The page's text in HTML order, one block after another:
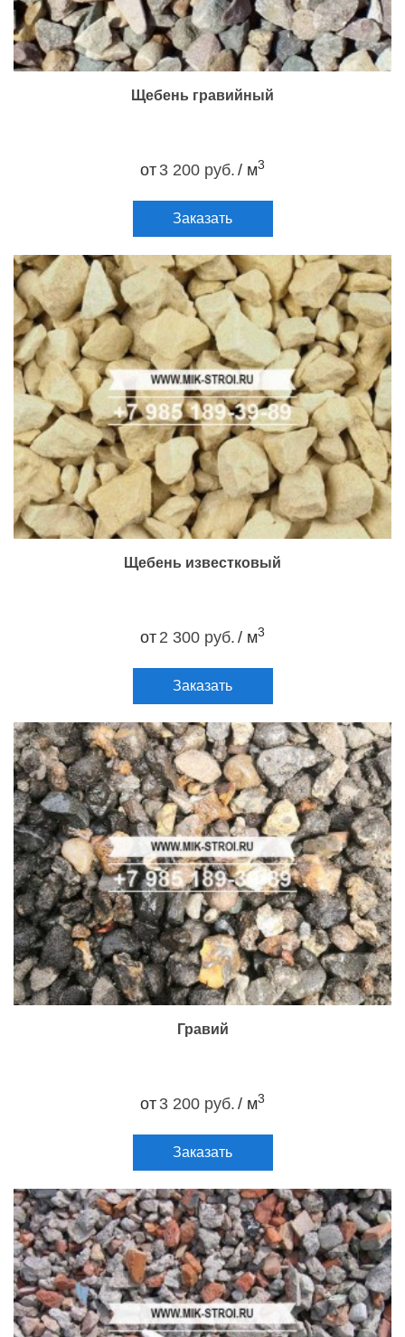
Щебень гравийный
от 3 200 руб. / м3
Заказать
Щебень известковый
от 2 300 руб. / м3
Заказать
Гравий
от 3 200 руб. / м3
Заказать